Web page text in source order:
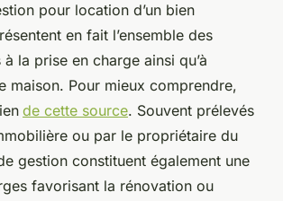
pour location d’un bien
en fait l’ensemble des
la prise en charge ainsi qu’à
maison. Pour mieux comprendre,
de cette source. Souvent prélevés
ou par le propriétaire du
gestion constituent également une
favorisant la rénovation ou